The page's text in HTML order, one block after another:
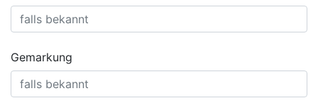
Gemarkung